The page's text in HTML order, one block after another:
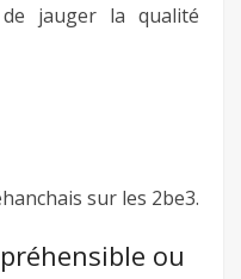
jauger la qualité
sur les 2be3.
ou